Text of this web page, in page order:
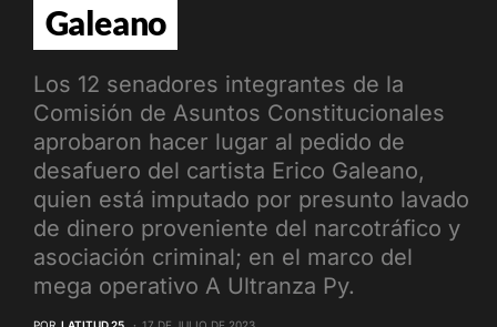
Galeano
Los 12 senadores integrantes de la
Comisión de Asuntos Constitucionales
aprobaron hacer lugar al pedido de
desafuero del cartista Erico Galeano,
quien está imputado por presunto lavado
de dinero proveniente del narcotráfico y
asociación criminal; en el marco del
mega operativo A Ultranza Py.